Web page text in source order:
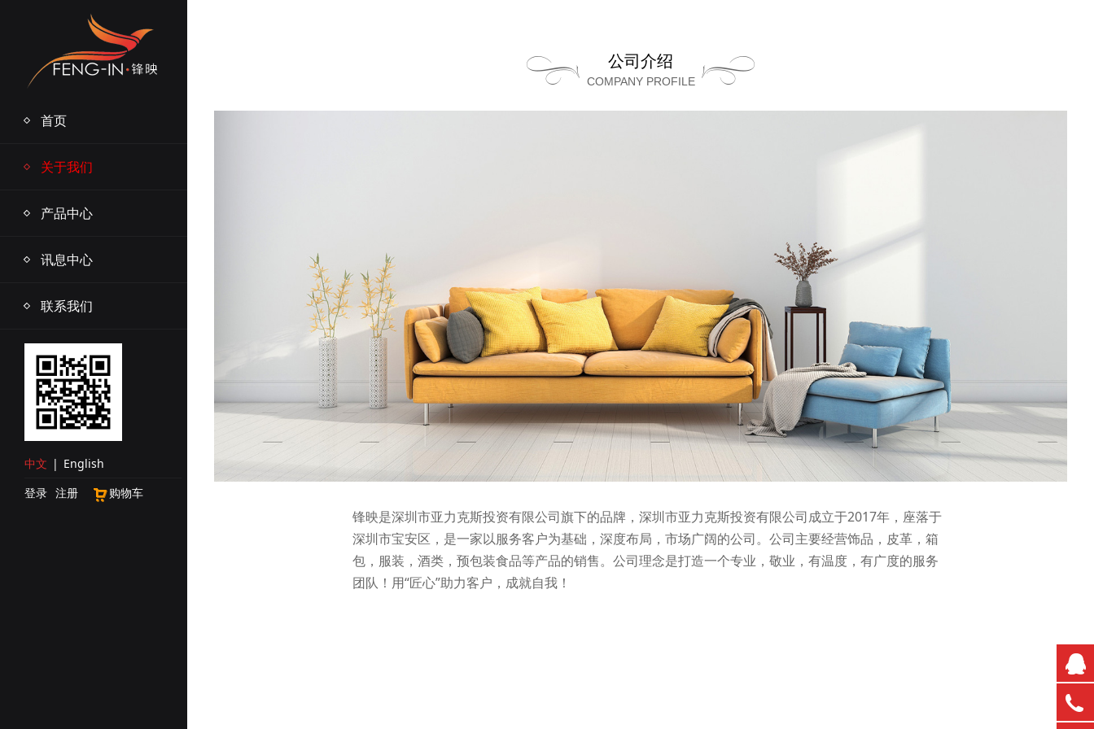
首页
关于我们
产品中心
讯息中心
联系我们
中文 | English
登录 注册 购物车
公司介绍
COMPANY PROFILE
锋映是深圳市亚力克斯投资有限公司旗下的品牌，深圳市亚力克斯投资有限公司成立于2017年，座落于
深圳市宝安区，是一家以服务客户为基础，深度布局，市场广阔的公司。公司主要经营饰品，皮革，箱
包，服装，酒类，预包装食品等产品的销售。公司理念是打造一个专业，敬业，有温度，有广度的服务
团队！用“匠心”助力客户，成就自我！